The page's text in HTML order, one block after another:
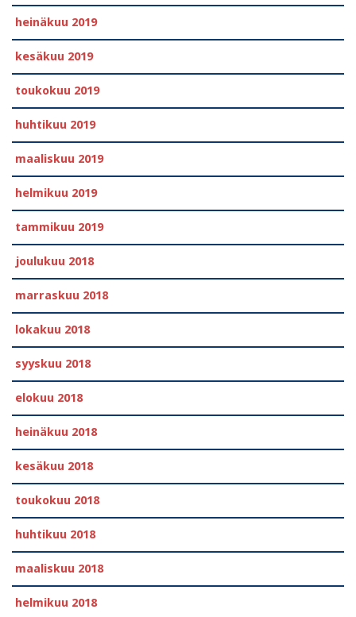
heinäkuu 2019
kesäkuu 2019
toukokuu 2019
huhtikuu 2019
maaliskuu 2019
helmikuu 2019
tammikuu 2019
joulukuu 2018
marraskuu 2018
lokakuu 2018
syyskuu 2018
elokuu 2018
heinäkuu 2018
kesäkuu 2018
toukokuu 2018
huhtikuu 2018
maaliskuu 2018
helmikuu 2018